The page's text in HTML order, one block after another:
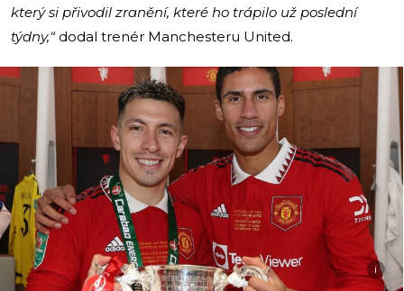
který si přivodil zranění, které ho trápilo už poslední
týdny,“dodal trenér Manchesteru United.
i